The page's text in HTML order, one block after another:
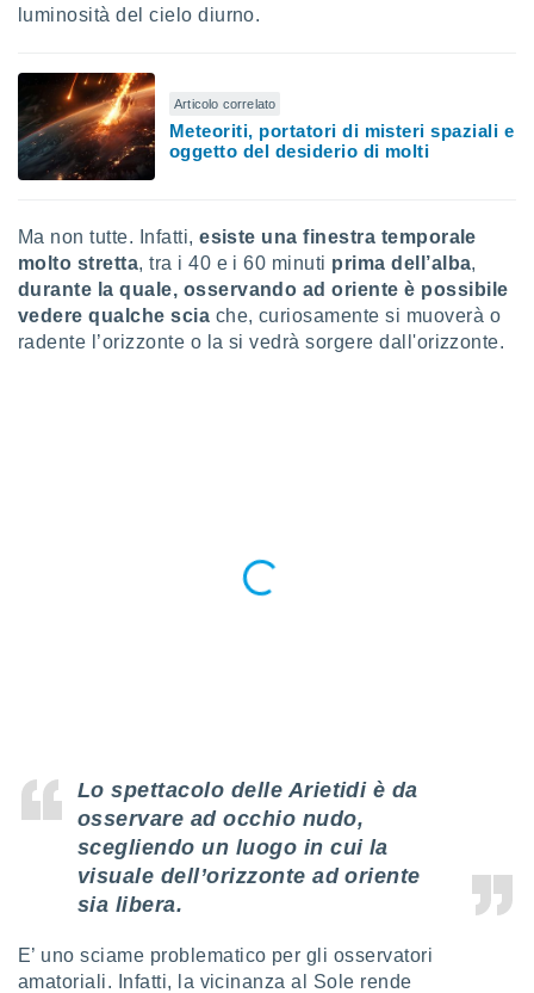
su
la
della
creare
la
per
luminosità del cielo diurno.
Articolo correlato
Meteoriti, portatori di misteri spaziali e
oggetto del desiderio di molti
Ma non tutte. Infatti, esiste una finestra temporale
molto stretta, tra i 40 e i 60 minuti prima dell’alba,
durante la quale, osservando ad oriente è possibile
vedere qualche scia che, curiosamente si muoverà o
radente l’orizzonte o la si vedrà sorgere dall'orizzonte.
Lo spettacolo delle Arietidi è da
osservare ad occhio nudo,
scegliendo un luogo in cui la
visuale dell’orizzonte ad oriente
sia libera.
E’ uno sciame problematico per gli osservatori
amatoriali. Infatti, la vicinanza al Sole rende